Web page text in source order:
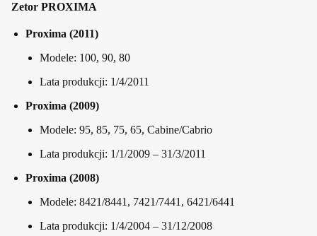
Zetor PROXIMA
Proxima (2011)
Modele: 100, 90, 80
Lata produkcji: 1/4/2011
Proxima (2009)
Modele: 95, 85, 75, 65, Cabine/Cabrio
Lata produkcji: 1/1/2009 – 31/3/2011
Proxima (2008)
Modele: 8421/8441, 7421/7441, 6421/6441
Lata produkcji: 1/4/2004 – 31/12/2008